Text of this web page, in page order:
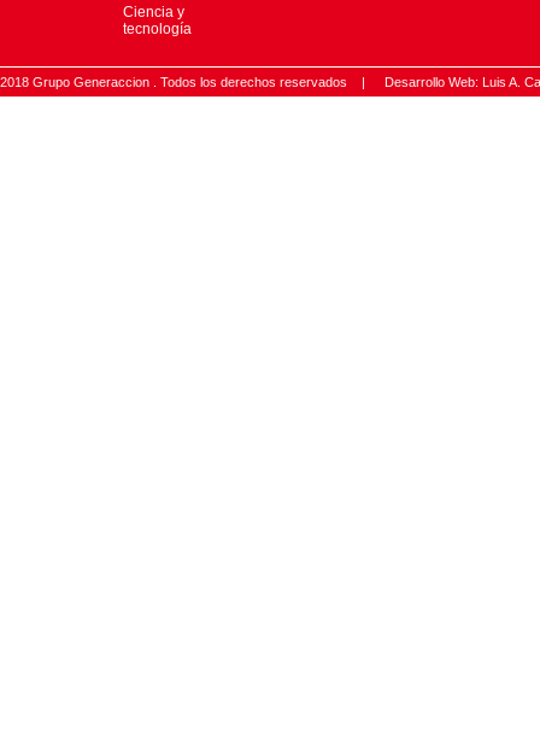
Ciencia y
tecnología
2018 Grupo Generaccion . Todos los derechos reservados | Desarrollo Web: Luis